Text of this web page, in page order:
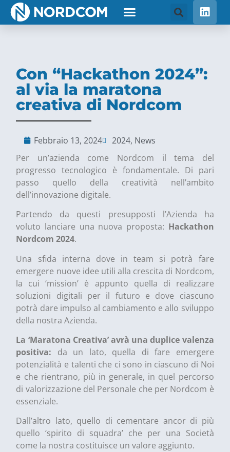
Con “Hackathon 2024”:
al via la maratona
creativa di Nordcom
Febbraio 13, 2024 2024, News
Per un’azienda come Nordcom il tema del
progresso tecnologico è fondamentale. Di pari
passo quello della creatività nell’ambito
dell’innovazione digitale.
Partendo da questi presupposti l’Azienda ha
voluto lanciare una nuova proposta: Hackathon
Nordcom 2024.
Una sfida interna dove in team si potrà fare
emergere nuove idee utili alla crescita di Nordcom,
la cui ‘mission’ è appunto quella di realizzare
soluzioni digitali per il futuro e dove ciascuno
potrà dare impulso al cambiamento e allo sviluppo
della nostra Azienda.
La ‘Maratona Creativa’ avrà una duplice valenza
positiva: da un lato, quella di fare emergere
potenzialità e talenti che ci sono in ciascuno di Noi
e che rientrano, più in generale, in quel percorso
di valorizzazione del Personale che per Nordcom è
essenziale.
Dall’altro lato, quello di cementare ancor di più
quello ‘spirito di squadra’ che per una Società
come la nostra costituisce un valore aggiunto.